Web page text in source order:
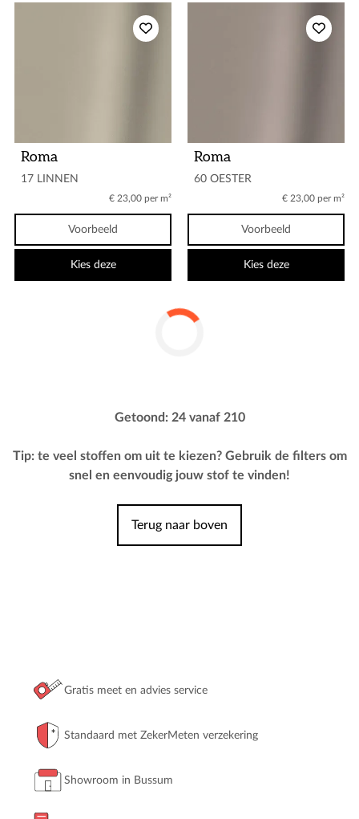
Roma
17 LINNEN
€ 23,00 per m²
Voorbeeld
Kies deze
Roma
60 OESTER
€ 23,00 per m²
Voorbeeld
Kies deze
Getoond: 24 vanaf 210
Tip: te veel stoffen om uit te kiezen? Gebruik de filters om
snel en eenvoudig jouw stof te vinden!
Terug naar boven
Gratis meet en advies service
Standaard met ZekerMeten verzekering
Showroom in Bussum